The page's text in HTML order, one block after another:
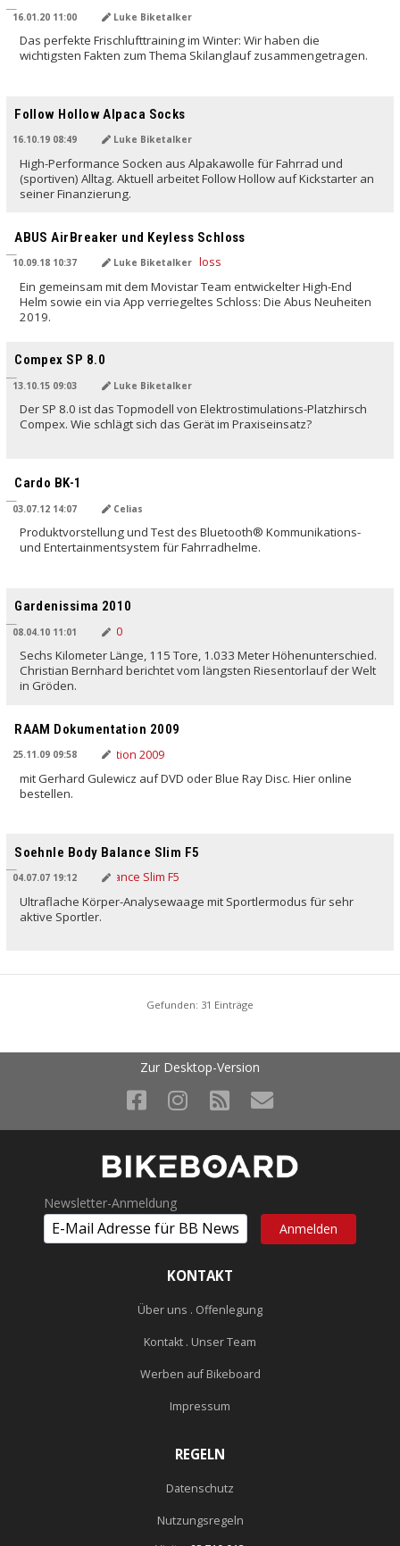
16.01.20 11:00 Luke Biketalker
Das perfekte Frischlufttraining im Winter: Wir haben die
wichtigsten Fakten zum Thema Skilanglauf zusammengetragen.
Follow Hollow Alpaca Socks
16.10.19 08:49 Luke Biketalker
High-Performance Socken aus Alpakawolle für Fahrrad und
(sportiven) Alltag. Aktuell arbeitet Follow Hollow auf Kickstarter an
seiner Finanzierung.
ABUS AirBreaker und Keyless Schloss
10.09.18 10:37 Luke Biketalker
Ein gemeinsam mit dem Movistar Team entwickelter High-End
Helm sowie ein via App verriegeltes Schloss: Die Abus Neuheiten
2019.
Compex SP 8.0
13.10.15 09:03 Luke Biketalker
Der SP 8.0 ist das Topmodell von Elektrostimulations-Platzhirsch
Compex. Wie schlägt sich das Gerät im Praxiseinsatz?
Cardo BK-1
03.07.12 14:07 Celias
Produktvorstellung und Test des Bluetooth® Kommunikations-
und Entertainmentsystem für Fahrradhelme.
Gardenissima 2010
08.04.10 11:01
Sechs Kilometer Länge, 115 Tore, 1.033 Meter Höhenunterschied.
Christian Bernhard berichtet vom längsten Riesentorlauf der Welt
in Gröden.
RAAM Dokumentation 2009
25.11.09 09:58
mit Gerhard Gulewicz auf DVD oder Blue Ray Disc. Hier online
bestellen.
Soehnle Body Balance Slim F5
04.07.07 19:12
Ultraflache Körper-Analysewaage mit Sportlermodus für sehr
aktive Sportler.
Gefunden: 31 Einträge
Zur Desktop-Version
Newsletter-Anmeldung
KONTAKT
Über uns . Offenlegung
Kontakt . Unser Team
Werben auf Bikeboard
Impressum
REGELN
Datenschutz
Nutzungsregeln